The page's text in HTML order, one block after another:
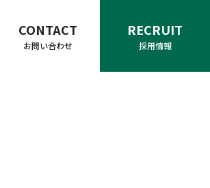
CONTACT
お問い合わせ
RECRUIT
採用情報